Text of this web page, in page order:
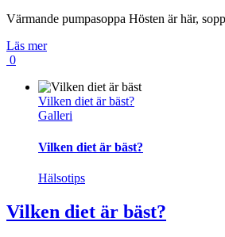
Värmande pumpasoppa Hösten är här,
Läs mer
0
Vilken diet är bäst?
Galleri
Vilken diet är bäst?
Hälsotips
Vilken diet är bäst?